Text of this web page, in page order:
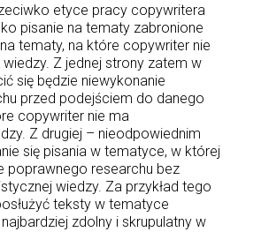
etyce pracy copywritera
pisanie na tematy zabronione
tematy, na które copywriter nie
Z jednej strony zatem w
się będzie niewykonanie
przed podejściem do danego
copywriter nie ma
Z drugiej – nieodpowiednim
się pisania w tematyce, w której
poprawnego researchu bez
wiedzy. Za przykład tego
teksty w tematyce
zdolny i skrupulatny w